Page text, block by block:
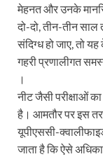
मेहनत और उनके
दो-दो, तीन-तीन
संदिग्ध हो जाए, तो
गहरी प्रणालीगत
।
नीट जैसी परीक्षाओं
है। आमतौर पर इस
यूपीएससी-
जाता है कि ऐसे